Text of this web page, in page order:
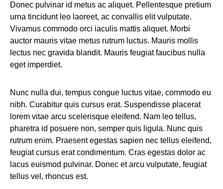
Donec pulvinar id metus ac aliquet. Pellentesque pretium
urna tincidunt leo laoreet, ac convallis elit vulputate.
Vivamus commodo orci iaculis mattis aliquet. Morbi
auctor mauris vitae metus rutrum luctus. Mauris mollis
lectus nec gravida blandit. Mauris feugiat faucibus nulla
eget imperdiet.
Nunc nulla dui, tempus congue luctus vitae, commodo eu
nibh. Curabitur quis cursus erat. Suspendisse placerat
lorem vitae arcu scelerisque eleifend. Nam leo tellus,
pharetra id posuere non, semper quis ligula. Nunc quis
rutrum enim. Praesent egestas sapien nec tellus eleifend,
feugiat cursus erat condimentum. Cras egestas dolor ac
lacus euismod pulvinar. Donec et arcu vulputate, feugiat
tellus vel, rhoncus est.